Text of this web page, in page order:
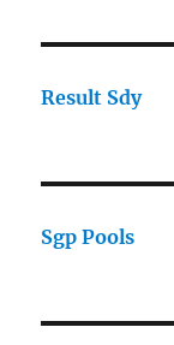
Result Sdy
Sgp Pools